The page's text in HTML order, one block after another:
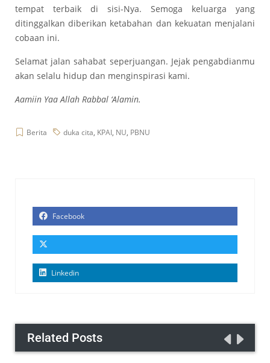
tempat terbaik di sisi-Nya. Semoga keluarga yang
ditinggalkan diberikan ketabahan dan kekuatan menjalani
cobaan ini.
Selamat jalan sahabat seperjuangan. Jejak pengabdianmu
akan selalu hidup dan menginspirasi kami.
Aamiin Yaa Allah Rabbal ‘Alamin.
Berita duka cita, KPAI, NU, PBNU
Facebook
Linkedin
Related Posts